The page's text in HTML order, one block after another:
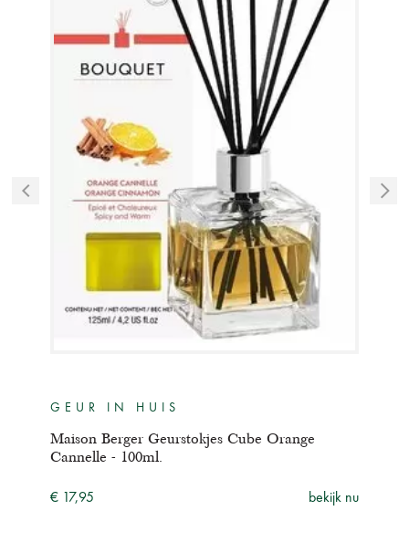
GEUR IN HUIS
Maison Berger Geurstokjes Cube Orange
Cannelle - 100ml.
€ 17,95 bekijk nu